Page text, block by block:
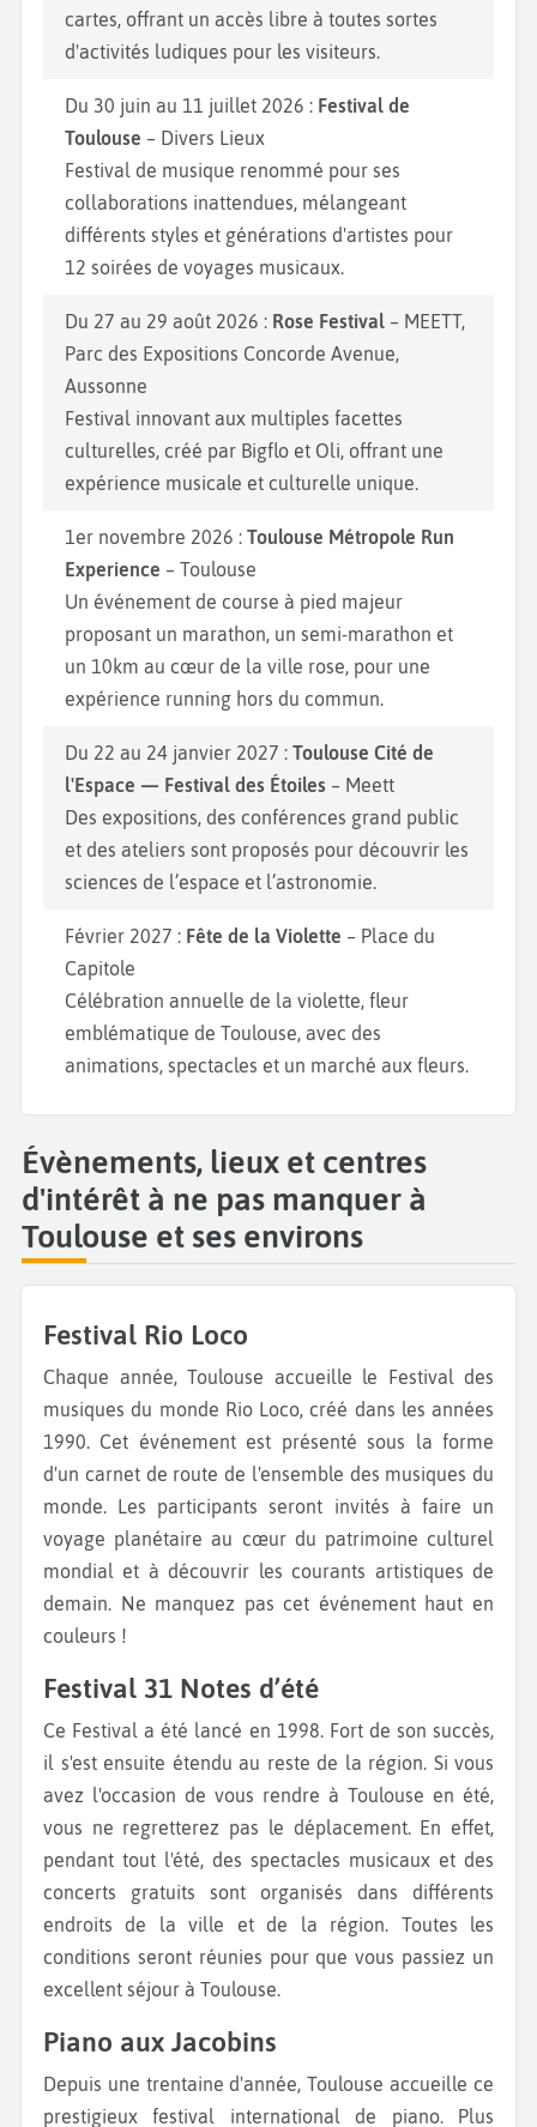
cartes, offrant un accès libre à toutes sortes
d'activités ludiques pour les visiteurs.
Du 30 juin au 11 juillet 2026 : Festival de
Toulouse – Divers Lieux
Festival de musique renommé pour ses
collaborations inattendues, mélangeant
différents styles et générations d'artistes pour
12 soirées de voyages musicaux.
Du 27 au 29 août 2026 : Rose Festival – MEETT,
Parc des Expositions Concorde Avenue,
Aussonne
Festival innovant aux multiples facettes
culturelles, créé par Bigflo et Oli, offrant une
expérience musicale et culturelle unique.
1er novembre 2026 : Toulouse Métropole Run
Experience – Toulouse
Un événement de course à pied majeur
proposant un marathon, un semi-marathon et
un 10km au cœur de la ville rose, pour une
expérience running hors du commun.
Du 22 au 24 janvier 2027 : Toulouse Cité de
l'Espace — Festival des Étoiles – Meett
Des expositions, des conférences grand public
et des ateliers sont proposés pour découvrir les
sciences de l’espace et l’astronomie.
Février 2027 : Fête de la Violette – Place du
Capitole
Célébration annuelle de la violette, fleur
emblématique de Toulouse, avec des
animations, spectacles et un marché aux fleurs.
Évènements, lieux et centres
d'intérêt à ne pas manquer à
Toulouse et ses environs
Festival Rio Loco
Chaque année, Toulouse accueille le Festival des
musiques du monde Rio Loco, créé dans les années
1990. Cet événement est présenté sous la forme
d'un carnet de route de l'ensemble des musiques du
monde. Les participants seront invités à faire un
voyage planétaire au cœur du patrimoine culturel
mondial et à découvrir les courants artistiques de
demain. Ne manquez pas cet événement haut en
couleurs !
Festival 31 Notes d’été
Ce Festival a été lancé en 1998. Fort de son succès,
il s'est ensuite étendu au reste de la région. Si vous
avez l'occasion de vous rendre à Toulouse en été,
vous ne regretterez pas le déplacement. En effet,
pendant tout l'été, des spectacles musicaux et des
concerts gratuits sont organisés dans différents
endroits de la ville et de la région. Toutes les
conditions seront réunies pour que vous passiez un
excellent séjour à Toulouse.
Piano aux Jacobins
Depuis une trentaine d'année, Toulouse accueille ce
prestigieux festival international de piano. Plus